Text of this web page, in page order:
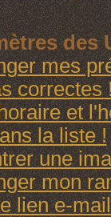
des
mes
correctes
et
la liste !
une
mon
lien e-